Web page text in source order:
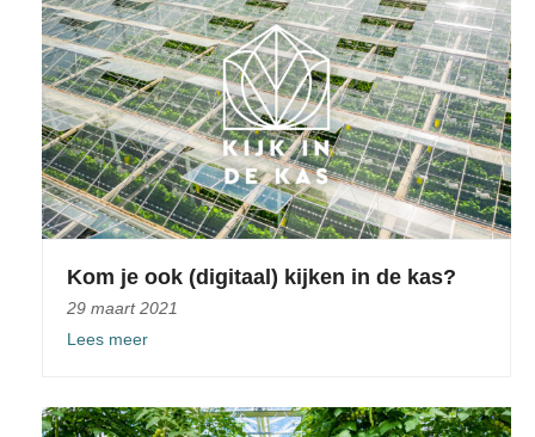
Kom je ook (digitaal) kijken in de kas?
29 maart 2021
Lees meer